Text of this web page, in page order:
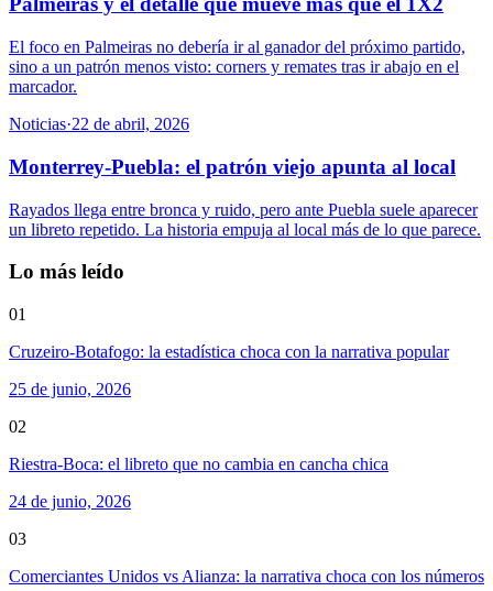
El foco en Palmeiras no debería ir al ganador del próximo partido,
sino a un patrón menos visto: corners y remates tras ir abajo en el
marcador.
Noticias·22 de abril, 2026
Monterrey-Puebla: el patrón viejo apunta al local
Rayados llega entre bronca y ruido, pero ante Puebla suele aparecer
un libreto repetido. La historia empuja al local más de lo que parece.
Lo más leído
01
Cruzeiro-Botafogo: la estadística choca con la narrativa popular
25 de junio, 2026
02
Riestra-Boca: el libreto que no cambia en cancha chica
24 de junio, 2026
03
Comerciantes Unidos vs Alianza: la narrativa choca con los números